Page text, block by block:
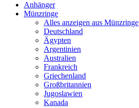
Anhänger
Münzringe
Alles anzeigen aus Münzringe
Deutschland
Ägypten
Argentinien
Australien
Frankreich
Griechenland
Großbritannien
Jugoslawien
Kanada